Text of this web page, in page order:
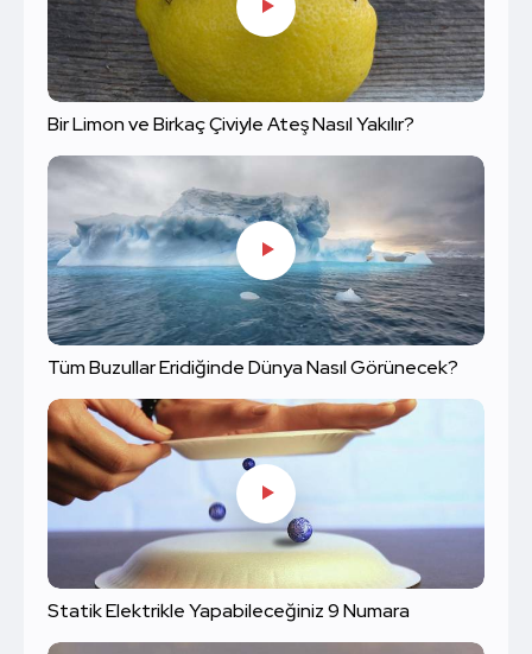
Bir Limon ve Birkaç Çiviyle Ateş Nasıl Yakılır?
Tüm Buzullar Eridiğinde Dünya Nasıl Görünecek?
Statik Elektrikle Yapabileceğiniz 9 Numara